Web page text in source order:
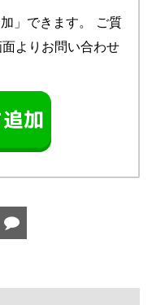
」できます。
ご質
よりお問い合わせ